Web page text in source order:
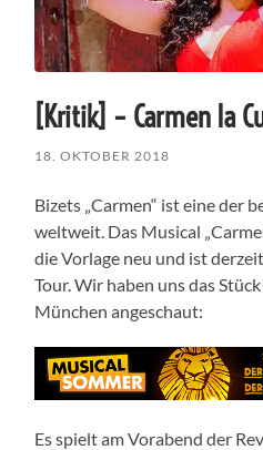
[Kritik] – Carmen la
18. OKTOBER 2018
Bizets „Carmen“ ist eine der
weltweit. Das Musical
die Vorlage neu und ist
Tour. Wir haben uns das
München angeschaut:
Es spielt am Vorabend der